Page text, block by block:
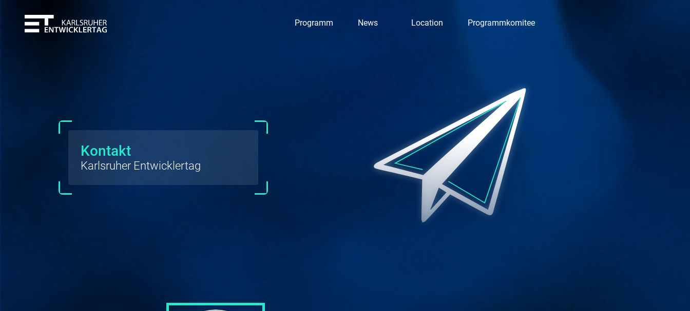
Programm News Location Programmkomitee
Kontakt
Karlsruher Entwicklertag